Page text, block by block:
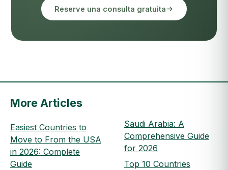
Reserve una consulta gratuita
More Articles
Easiest Countries to
Move to From the USA
in 2026: Complete
Guide
Saudi Arabia: A
Comprehensive Guide
for 2026
Top 10 Countries